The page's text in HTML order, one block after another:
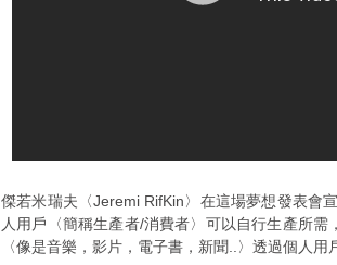
傑若米瑞夫〈Jeremi RifKin〉在這場夢想發表會
人用戶〈簡稱生產者/消費者〉可以自行生產所需
〈像是音樂，影片，電子書，新聞..〉透過個人用